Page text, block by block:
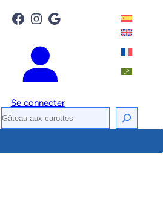
Facebook Instagram Google
Se connecter
R
e